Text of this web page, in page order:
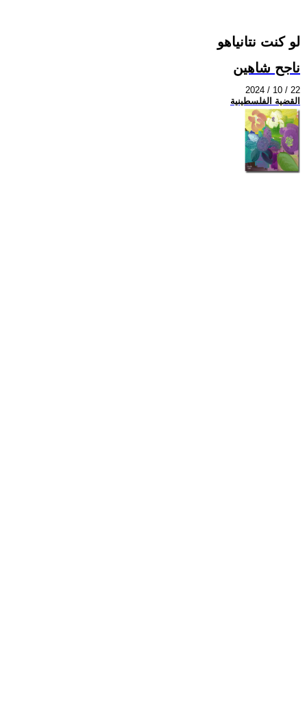
لو كنت نتانياهو
ناجح شاهين
2024 / 10 / 22
القضية الفلسطينية